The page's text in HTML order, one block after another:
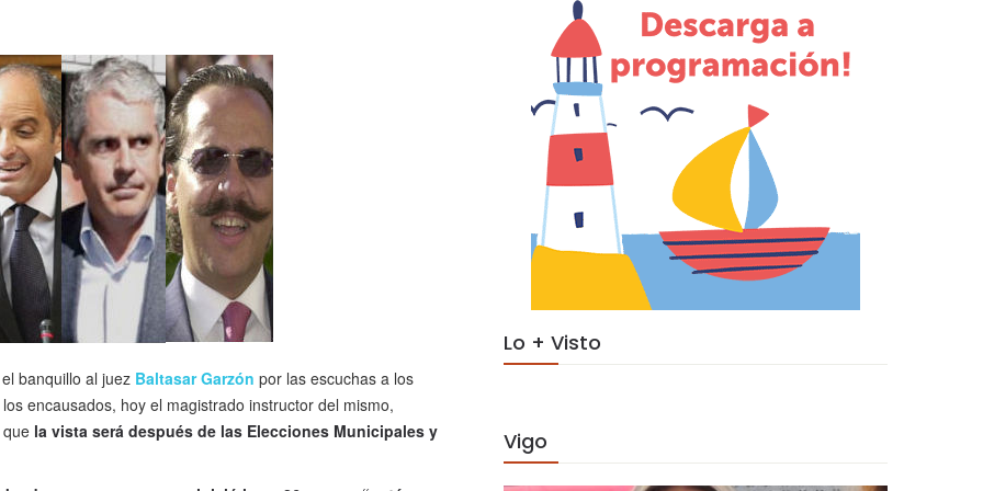
banquillo al juez Baltasar Garzón por las escuchas a los
encausados, hoy el magistrado instructor del mismo,
la vista será después de las Elecciones Municipales y
Lo + Visto
Vigo